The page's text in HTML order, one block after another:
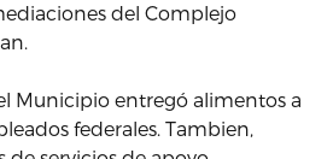
del Complejo
Municipio entregó alimentos a
federales. Tambien,